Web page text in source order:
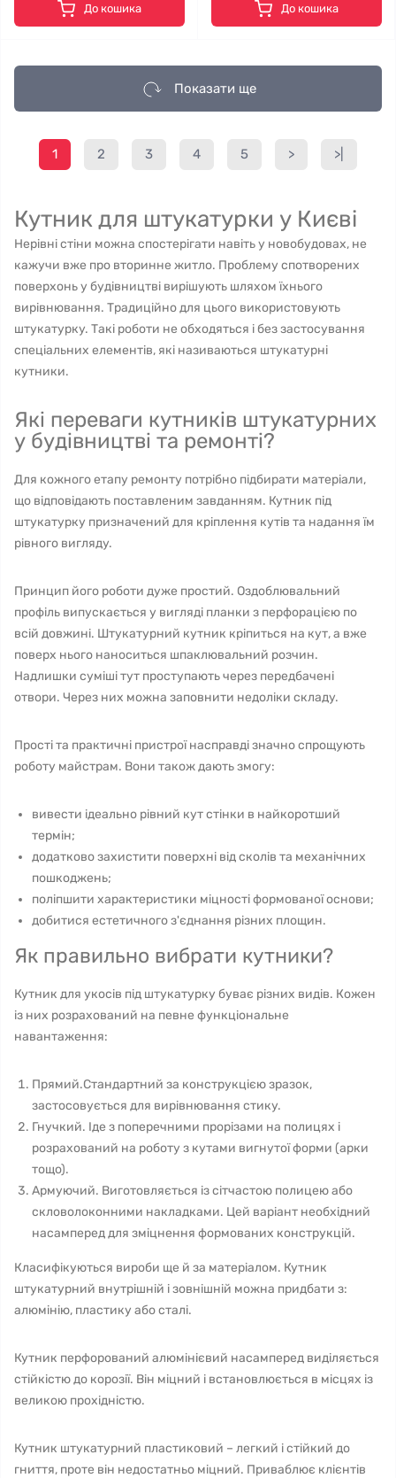
До кошика До кошика
Показати ще
1 2 3 4 5 > >|
Кутник для штукатурки у Києві
Нерівні стіни можна спостерігати навіть у новобудовах, не
кажучи вже про вторинне житло. Проблему спотворених
поверхонь у будівництві вирішують шляхом їхнього
вирівнювання. Традиційно для цього використовують
штукатурку. Такі роботи не обходяться і без застосування
спеціальних елементів, які називаються штукатурні
кутники.
Які переваги кутників штукатурних
у будівництві та ремонті?
Для кожного етапу ремонту потрібно підбирати матеріали,
що відповідають поставленим завданням. Кутник під
штукатурку призначений для кріплення кутів та надання їм
рівного вигляду.
Принцип його роботи дуже простий. Оздоблювальний
профіль випускається у вигляді планки з перфорацією по
всій довжині. Штукатурний кутник кріпиться на кут, а вже
поверх нього наноситься шпаклювальний розчин.
Надлишки суміші тут проступають через передбачені
отвори. Через них можна заповнити недоліки складу.
Прості та практичні пристрої насправді значно спрощують
роботу майстрам. Вони також дають змогу:
вивести ідеально рівний кут стінки в найкоротший
термін;
додатково захистити поверхні від сколів та механічних
пошкоджень;
поліпшити характеристики міцності формованої основи;
добитися естетичного з'єднання різних площин.
Як правильно вибрати кутники?
Кутник для укосів під штукатурку буває різних видів. Кожен
із них розрахований на певне функціональне
навантаження:
Прямий.Стандартний за конструкцією зразок,
застосовується для вирівнювання стику.
Гнучкий. Іде з поперечними прорізами на полицях і
розрахований на роботу з кутами вигнутої форми (арки
тощо).
Армуючий. Виготовляється із сітчастою полицею або
скловолоконними накладками. Цей варіант необхідний
насамперед для зміцнення формованих конструкцій.
Класифікуються вироби ще й за матеріалом. Кутник
штукатурний внутрішній і зовнішній можна придбати з:
алюмінію, пластику або сталі.
Кутник перфорований алюмінієвий насамперед виділяється
стійкістю до корозії. Він міцний і встановлюється в місцях із
великою прохідністю.
Кутник штукатурний пластиковий – легкий і стійкий до
гниття, проте він недостатньо міцний. Приваблює клієнтів